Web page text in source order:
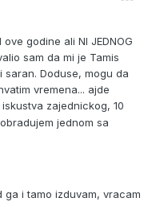
godine ali NI JEDNOG
sam da mi je Tamis
Doduse, mogu da
vremena... ajde
zajednickog, 10
jednom sa
ga i tamo izduvam, vracam